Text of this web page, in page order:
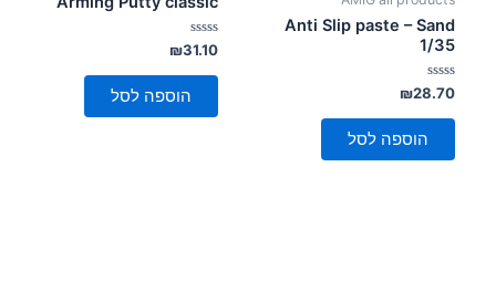
Anti Slip paste – Sand
1/35
דורג
0
מתוך
₪28.70
הוספה לסל
דורג
0
מתוך
₪31.10
הוספה לסל